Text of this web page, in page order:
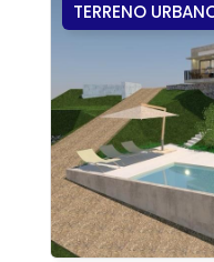
TERRENO